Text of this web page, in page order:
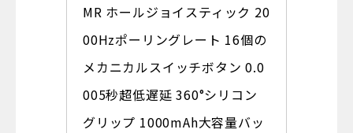
MR ホールジョイスティック 20
00Hzポーリングレート 16個の
メカニカルスイッチボタン 0.0
005秒超低遅延 360°シリコン
グリップ 1000mAh大容量バッ